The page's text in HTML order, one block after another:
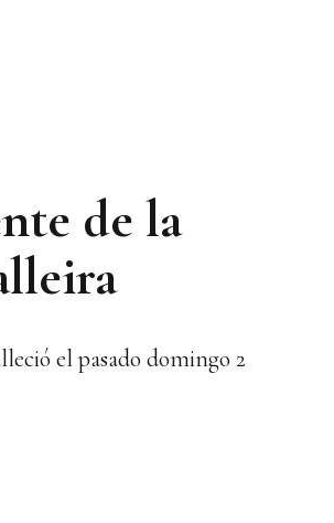
de la
el pasado domingo 2